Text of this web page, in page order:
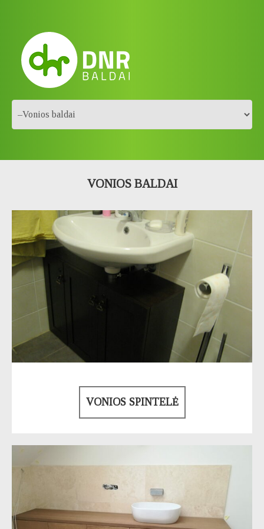
VONIOS BALDAI
VONIOS SPINTELĖ